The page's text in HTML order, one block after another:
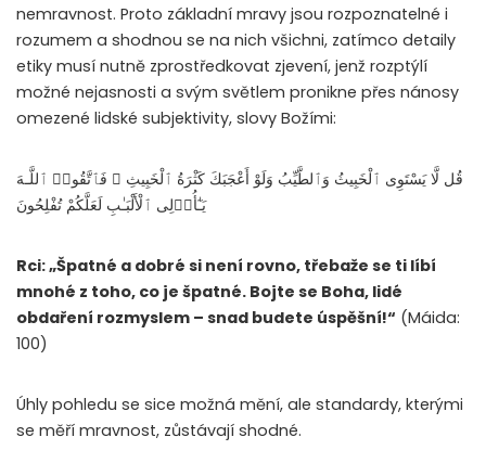
nemravnost. Proto základní mravy jsou rozpoznatelné i
rozumem a shodnou se na nich všichni, zatímco detaily
etiky musí nutně zprostředkovat zjevení, jenž rozptýlí
možné nejasnosti a svým světlem pronikne přes nánosy
omezené lidské subjektivity, slovy Božími:
قُل لَّا يَسْتَوِى ٱلْخَبِيثُ وَٱلطَّيِّبُ وَلَوْ أَعْجَبَكَ كَثْرَةُ ٱلْخَبِيثِ ۚ فَٱتَّقُوا۟ ٱللَّـهَ
يَـٰٓأُو۟لِى ٱلْأَلْبَـٰبِ لَعَلَّكُمْ تُفْلِحُونَ
Rci: „Špatné a dobré si není rovno, třebaže se ti líbí
mnohé z toho, co je špatné. Bojte se Boha, lidé
obdaření rozmyslem – snad budete úspěšní!“ (Máida:
100)
Úhly pohledu se sice možná mění, ale standardy, kterými
se měří mravnost, zůstávají shodné.